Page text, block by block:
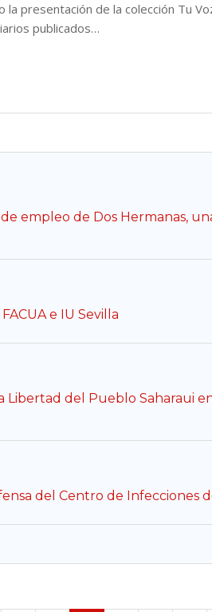
presentación de la colección Tu
publicados…
empleo de Dos Hermanas,
e IU Sevilla
Libertad del Pueblo Saharaui
del Centro de Infecciones